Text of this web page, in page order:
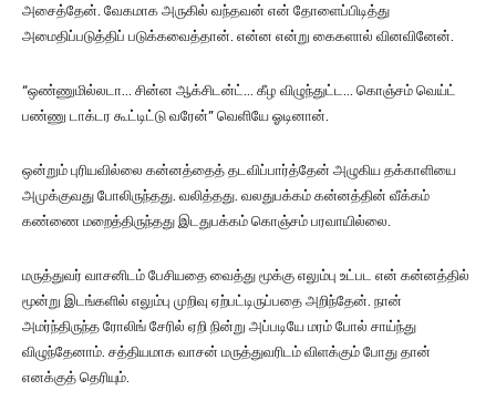
அசைத்தேன். வேகமாக அருகில் வந்தவன் என் தோளைப்பிடித்து
அமைதிப்படுத்திப் படுக்கவைத்தான். என்ன என்று கைகளால் வினவினேன்.
“ஒண்ணுமில்லடா… சின்ன ஆக்சிடன்ட்… கீழ விழுந்துட்ட… கொஞ்சம் வெய்ட்
பண்ணு டாக்டர கூட்டிட்டு வரேன்” வெளியே ஓடினான்.
ஒன்றும் புரியவில்லை கன்னத்தைத் தடவிப்பார்த்தேன் அழுகிய தக்காளியை
அமுக்குவது போலிருந்தது. வலித்தது. வலதுபக்கம் கன்னத்தின் வீக்கம்
கண்ணை மறைத்திருந்தது இடதுபக்கம் கொஞ்சம் பரவாயில்லை.
மருத்துவர் வாசனிடம் பேசியதை வைத்து மூக்கு எலும்பு உட்பட என் கன்னத்தில்
மூன்று இடங்களில் எலும்பு முறிவு ஏற்பட்டிருப்பதை அறிந்தேன். நான்
அமர்ந்திருந்த ரோலிங் சேரில் ஏறி நின்று அப்படியே மரம் போல் சாய்ந்து
விழுந்தேனாம். சத்தியமாக வாசன் மருத்துவரிடம் விளக்கும் போது தான்
எனக்குத் தெரியும்.